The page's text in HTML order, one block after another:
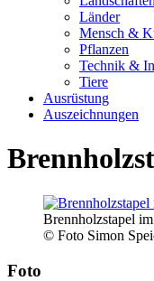
Länder
Mensch &
Pflanzen
Technik &
Tiere
Ausrüstung
Auszeichnungen
Brennholzstapel
© Foto Simon
Foto